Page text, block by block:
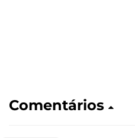
Comentários